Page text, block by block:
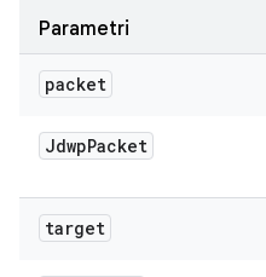
Parametri
packet
JdwpPacket
target